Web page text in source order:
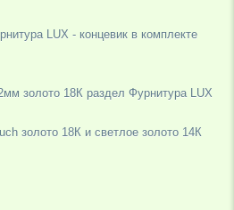
LUX - концевик в комплекте
золото 18К раздел Фурнитура LUX
золото 18К и светлое золото 14К